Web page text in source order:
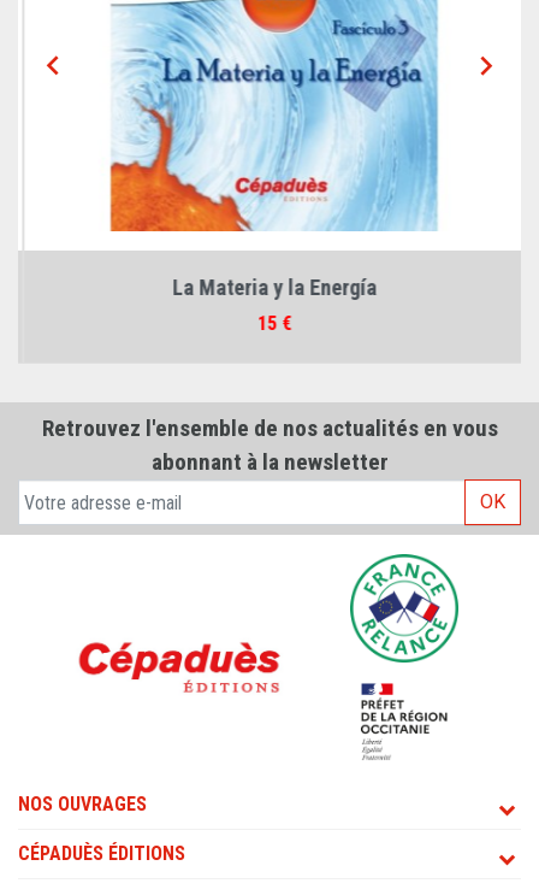

La Materia y la Energía
Prix
15 €

Retrouvez l'ensemble de nos actualités en vous
abonnant à la newsletter
OK
NOS OUVRAGES
CÉPADUÈS ÉDITIONS